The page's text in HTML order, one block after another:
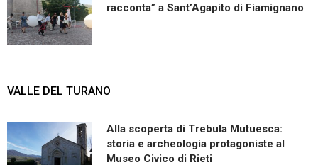
racconta” a Sant’Agapito di Fiamignano
VALLE DEL TURANO
Alla scoperta di Trebula Mutuesca:
storia e archeologia protagoniste al
Museo Civico di Rieti